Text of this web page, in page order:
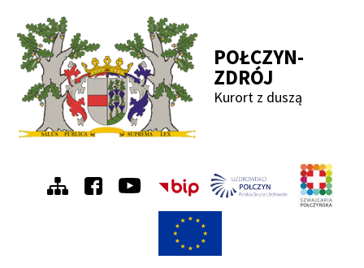
Przejdź
do
menu
Przejdź
do
treści
Przejdź
do
wyszukiwania
Przejdź
do
stopki
POŁCZYN-
ZDRÓJ
Kurort z duszą
Menu
prawe